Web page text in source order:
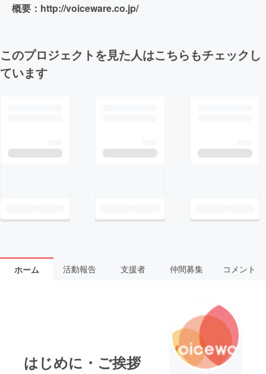
概要：http://voiceware.co.jp/
このプロジェクトを見た人はこちらもチェックし
ています
ホーム 活動報告 支援者 仲間募集 コメント
はじめに・ご挨拶